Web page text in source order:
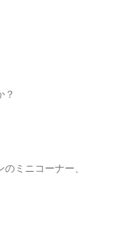
？
ミニコーナー、